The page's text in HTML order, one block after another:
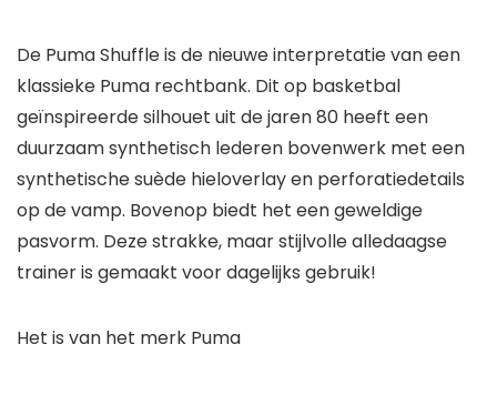
De Puma Shuffle is de nieuwe interpretatie van een
klassieke Puma rechtbank. Dit op basketbal
geïnspireerde silhouet uit de jaren 80 heeft een
duurzaam synthetisch lederen bovenwerk met een
synthetische suède hieloverlay en perforatiedetails
op de vamp. Bovenop biedt het een geweldige
pasvorm. Deze strakke, maar stijlvolle alledaagse
trainer is gemaakt voor dagelijks gebruik!
Het is van het merk Puma